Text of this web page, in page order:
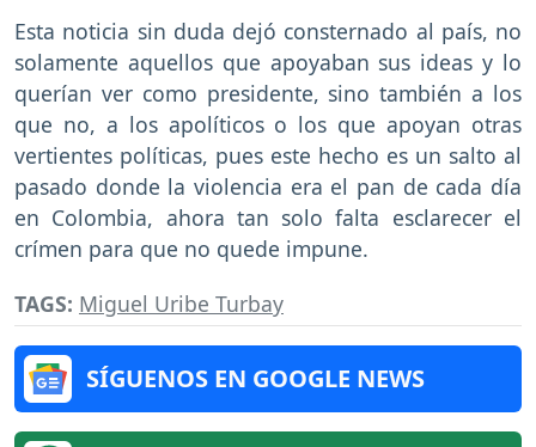
Esta noticia sin duda dejó consternado al país, no
solamente aquellos que apoyaban sus ideas y lo
querían ver como presidente, sino también a los
que no, a los apolíticos o los que apoyan otras
vertientes políticas, pues este hecho es un salto al
pasado donde la violencia era el pan de cada día
en Colombia, ahora tan solo falta esclarecer el
crímen para que no quede impune.
TAGS: Miguel Uribe Turbay
SÍGUENOS EN GOOGLE NEWS